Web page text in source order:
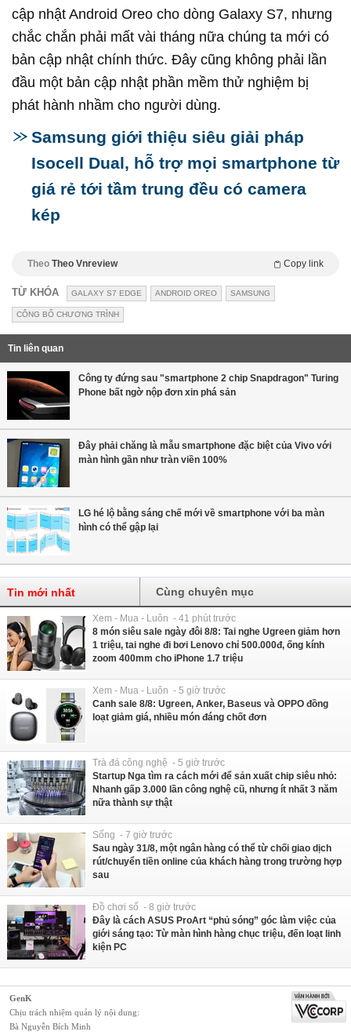
cập nhật Android Oreo cho dòng Galaxy S7, nhưng
chắc chắn phải mất vài tháng nữa chúng ta mới có
bản cập nhật chính thức. Đây cũng không phải lần
đầu một bản cập nhật phần mềm thử nghiệm bị
phát hành nhầm cho người dùng.
Samsung giới thiệu siêu giải pháp
Isocell Dual, hỗ trợ mọi smartphone từ
giá rẻ tới tầm trung đều có camera
kép
Theo Theo Vnreview Copy link
TỪ KHÓA GALAXY S7 EDGE ANDROID OREO SAMSUNG
CÔNG BỐ CHƯƠNG TRÌNH
Tin liên quan
Công ty đứng sau "smartphone 2 chip Snapdragon" Turing
Phone bất ngờ nộp đơn xin phá sản
Đây phải chăng là mẫu smartphone đặc biệt của Vivo với
màn hình gần như tràn viền 100%
LG hé lộ bằng sáng chế mới về smartphone với ba màn
hình có thể gập lại
Tin mới nhất Cùng chuyên mục
Xem - Mua - Luôn - 41 phút trước
8 món siêu sale ngày đôi 8/8: Tai nghe Ugreen giảm hơn
1 triệu, tai nghe đi bơi Lenovo chỉ 500.000đ, ống kính
zoom 400mm cho iPhone 1.7 triệu
Xem - Mua - Luôn - 5 giờ trước
Canh sale 8/8: Ugreen, Anker, Baseus và OPPO đồng
loạt giảm giá, nhiều món đáng chốt đơn
Trà đá công nghệ - 5 giờ trước
Startup Nga tìm ra cách mới để sản xuất chip siêu nhỏ:
Nhanh gấp 3.000 lần công nghệ cũ, nhưng ít nhất 3 năm
nữa thành sự thật
Sống - 7 giờ trước
Sau ngày 31/8, một ngân hàng có thể từ chối giao dịch
rút/chuyển tiền online của khách hàng trong trường hợp
sau
Đồ chơi số - 8 giờ trước
Đây là cách ASUS ProArt “phủ sóng” góc làm việc của
giới sáng tạo: Từ màn hình hàng chục triệu, đến loạt linh
kiện PC
GenK
Chịu trách nhiệm quản lý nội dung:
Bà Nguyễn Bích Minh